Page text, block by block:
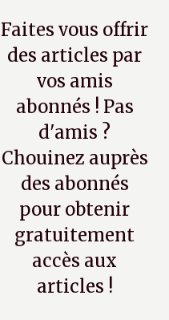
Faites vous offrir
des articles par
vos amis
abonnés ! Pas
d'amis ?
Chouinez auprès
des abonnés
pour obtenir
gratuitement
accès aux
articles !